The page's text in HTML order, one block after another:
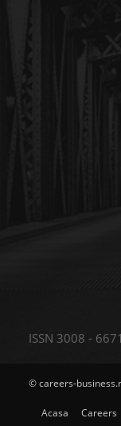
ISSN 3008 -
© careers-
Acasa Careers